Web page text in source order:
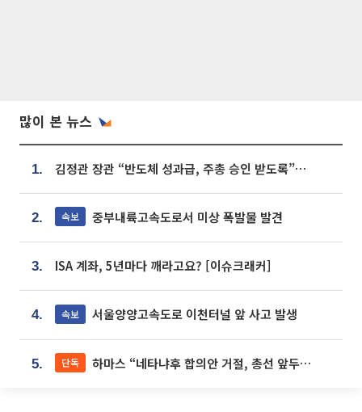
많이 본 뉴스
1. 김정관 장관 “반도체 성과급, 주총 승인 받도록”…상법·자본시장법 개정 시사
2. 속보 중부내륙고속도로서 미상 폭발물 발견
3. ISA 계좌, 5년마다 깨라고요? [이슈크래커]
4. 속보 서울양양고속도로 이천터널 앞 사고 발생
5. 단독 하마스 “네타냐후 합의안 거절, 총선 앞두고 시간 끌기”